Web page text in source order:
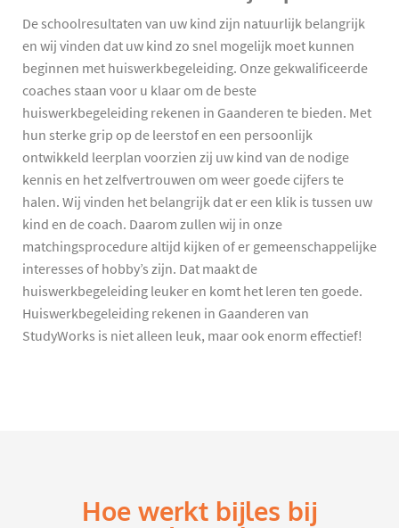
De schoolresultaten van uw kind zijn natuurlijk belangrijk
en wij vinden dat uw kind zo snel mogelijk moet kunnen
beginnen met huiswerkbegeleiding. Onze gekwalificeerde
coaches staan voor u klaar om de beste
huiswerkbegeleiding rekenen in Gaanderen te bieden. Met
hun sterke grip op de leerstof en een persoonlijk
ontwikkeld leerplan voorzien zij uw kind van de nodige
kennis en het zelfvertrouwen om weer goede cijfers te
halen. Wij vinden het belangrijk dat er een klik is tussen uw
kind en de coach. Daarom zullen wij in onze
matchingsprocedure altijd kijken of er gemeenschappelijke
interesses of hobby’s zijn. Dat maakt de
huiswerkbegeleiding leuker en komt het leren ten goede.
Huiswerkbegeleiding rekenen in Gaanderen van
StudyWorks is niet alleen leuk, maar ook enorm effectief!
Hoe werkt bijles bij